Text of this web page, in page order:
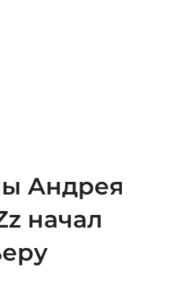
Андрея
начал